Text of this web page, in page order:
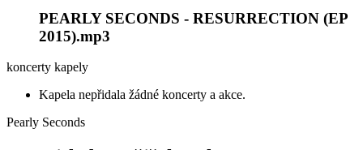
PEARLY SECONDS - RESURRECTION (EP
2015).mp3
koncerty kapely
Kapela nepřidala žádné koncerty a akce.
Pearly Seconds